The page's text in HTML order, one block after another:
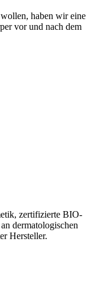
haben wir eine
vor und nach dem
zertifizierte BIO-
dermatologischen
Hersteller.